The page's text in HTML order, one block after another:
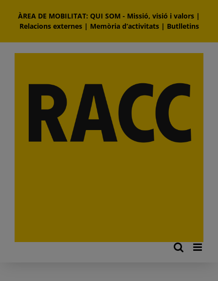
content
ÀREA DE MOBILITAT: QUI SOM - Missió, visió i valors |
Relacions externes| Memòria d‘activitats| Butlletins